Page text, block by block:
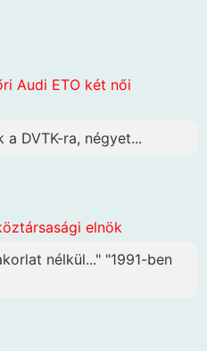
Audi ETO két női
DVTK-ra, négyet...
elnök
nélkül..." "1991-ben